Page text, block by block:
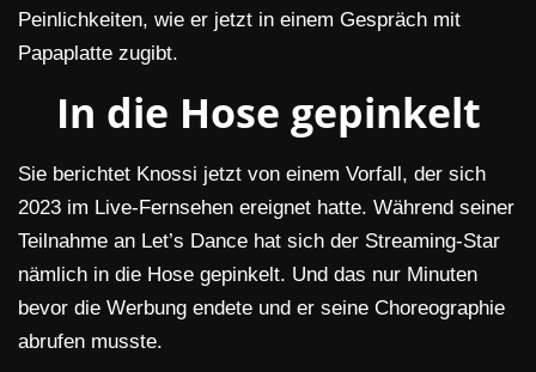
Peinlichkeiten, wie er jetzt in einem Gespräch mit
Papaplatte zugibt.
In die Hose gepinkelt
Sie berichtet Knossi jetzt von einem Vorfall, der sich
2023 im Live-Fernsehen ereignet hatte. Während seiner
Teilnahme an Let’s Dance hat sich der Streaming-Star
nämlich in die Hose gepinkelt. Und das nur Minuten
bevor die Werbung endete und er seine Choreographie
abrufen musste.